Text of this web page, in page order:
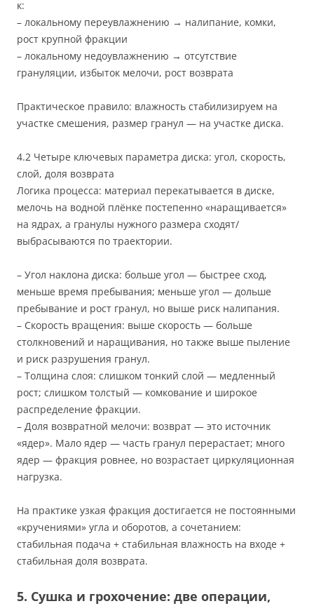
к:
– локальному переувлажнению → налипание, комки,
рост крупной фракции
– локальному недоувлажнению → отсутствие
грануляции, избыток мелочи, рост возврата
Практическое правило: влажность стабилизируем на
участке смешения, размер гранул — на участке диска.
4.2 Четыре ключевых параметра диска: угол, скорость,
слой, доля возврата
Логика процесса: материал перекатывается в диске,
мелочь на водной плёнке постепенно «наращивается»
на ядрах, а гранулы нужного размера сходят/
выбрасываются по траектории.
– Угол наклона диска: больше угол — быстрее сход,
меньше время пребывания; меньше угол — дольше
пребывание и рост гранул, но выше риск налипания.
– Скорость вращения: выше скорость — больше
столкновений и наращивания, но также выше пыление
и риск разрушения гранул.
– Толщина слоя: слишком тонкий слой — медленный
рост; слишком толстый — комкование и широкое
распределение фракции.
– Доля возвратной мелочи: возврат — это источник
«ядер». Мало ядер — часть гранул перерастает; много
ядер — фракция ровнее, но возрастает циркуляционная
нагрузка.
На практике узкая фракция достигается не постоянными
«кручениями» угла и оборотов, а сочетанием:
стабильная подача + стабильная влажность на входе +
стабильная доля возврата.
5. Сушка и грохочение: две операции,